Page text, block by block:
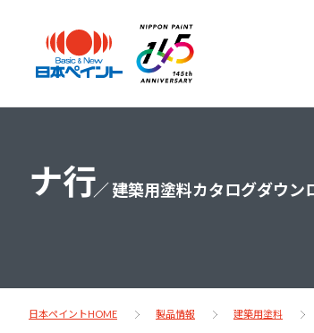
ト
ついて
ナ行／ 建築用塗料カタログダウン
日本ペイントHOME 製品情報 建築用塗料